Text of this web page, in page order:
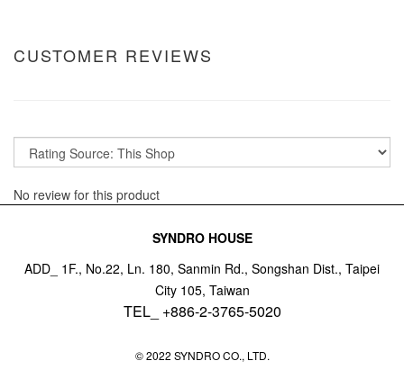
CUSTOMER REVIEWS
No review for this product
SYNDRO HOUSE
ADD_ 1F., No.22, Ln. 180, Sanmin Rd., Songshan Dist., Taipei
City 105, Taiwan
TEL_ +886-2-3765-5020
© 2022 SYNDRO CO., LTD.